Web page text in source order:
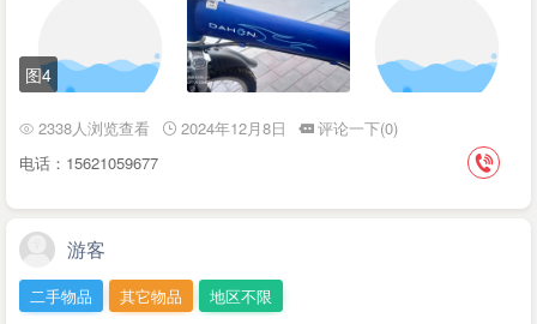
图4
2338人浏览查看 2024年12月8日
评论一下(0)
电话：15621059677
游客
二手物品 其它物品 地区不限